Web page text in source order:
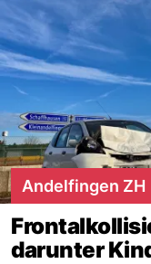
Andelfingen ZH
darunter